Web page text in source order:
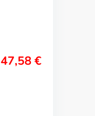
47,58€